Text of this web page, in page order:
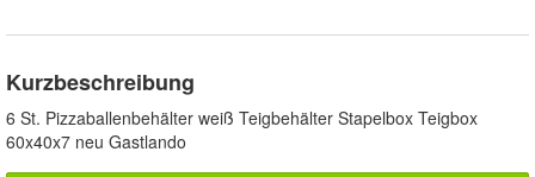
Kurzbeschreibung
6 St. Pizzaballenbehälter weiß Teigbehälter Stapelbox Teigbox
60x40x7 neu Gastlando